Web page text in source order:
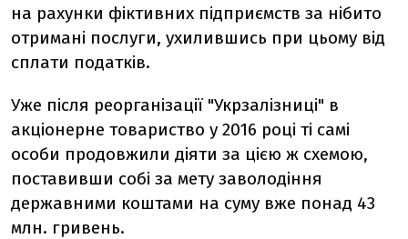
на рахунки фіктивних підприємств за нібито
отримані послуги, ухилившись при цьому від
сплати податків.
Уже після реорганізації "Укрзалізниці" в
акціонерне товариство у 2016 році ті самі
особи продовжили діяти за цією ж схемою,
поставивши собі за мету заволодіння
державними коштами на суму вже понад 43
млн. гривень.